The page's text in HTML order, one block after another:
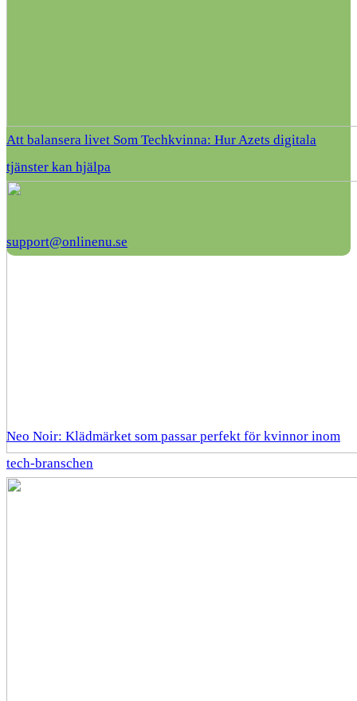
Att balansera livet Som Techkvinna: Hur Azets digitala
tjänster kan hjälpa
Neo Noir: Klädmärket som passar perfekt för kvinnor inom
tech-branschen
support@onlinenu.se